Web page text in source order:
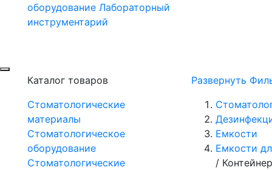
оборудование Лабораторный
инструментарий
Каталог товаров
Стоматологические
материалы
Стоматологическое
оборудование
Стоматологические
Развернуть
Емкости
Емкости
/